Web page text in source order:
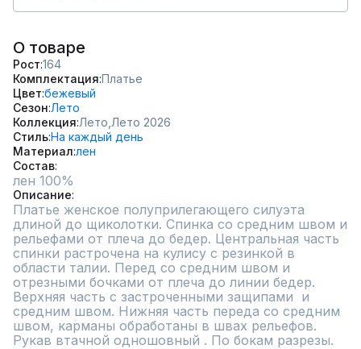
О товаре
Рост 164
Комплектация Платье
Цвет бежевый
Сезон Лето
Коллекция Лето, Лето 2026
СтильНа каждый день
Материал лен
Состав
лен 100%
Описание
Платье женское полуприлегающего силуэта
длиной до щиколотки. Спинка со средним швом и
рельефами от плеча до бедер. Центральная часть
спинки растрочена на кулису с резинкой в
области талии. Перед со средним швом и
отрезными бочками от плеча до линии бедер.
Верхняя часть с застроченными защипами  и
средним швом. Нижняя часть переда со средним
швом, карманы обработаны в швах рельефов.
Рукав втачной одношовный . По бокам разрезы.